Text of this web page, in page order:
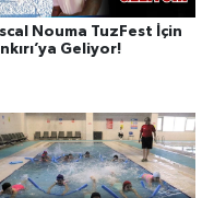
Nouma TuzFest İçin
Geliyor!